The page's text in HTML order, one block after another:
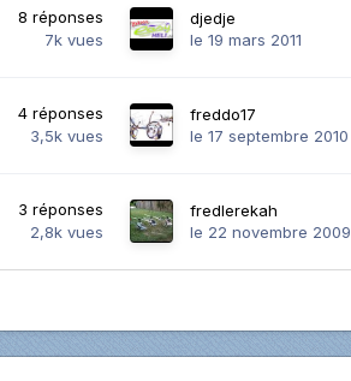
8 réponses
7k vues
djedje
le 19 mars 2011
4 réponses
3,5k vues
freddo17
le 17 septembre 2010
3 réponses
2,8k vues
fredlerekah
le 22 novembre 2009